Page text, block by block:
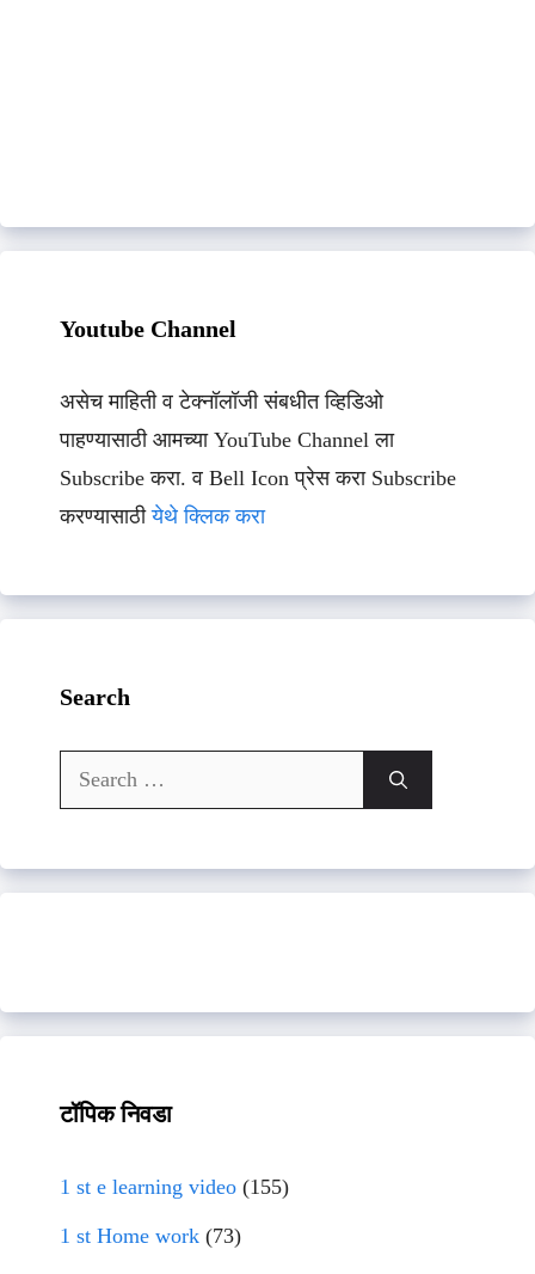
Youtube Channel
असेच माहिती व टेक्नॉलॉजी संबधीत व्हिडिओ
पाहण्यासाठी आमच्या YouTube Channel ला
Subscribe करा. व Bell Icon प्रेस करा Subscribe
करण्यासाठीयेथे क्लिक करा
Search
Search
for:
टॉपिक निवडा
1 st e learning video (155)
1 st Home work (73)